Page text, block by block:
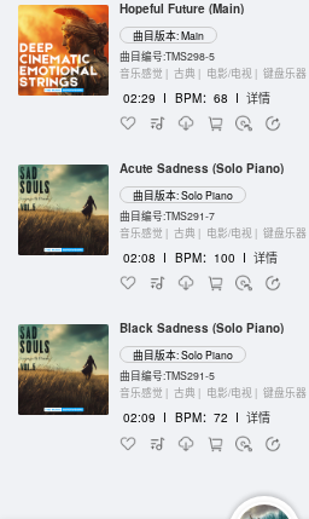
Hopeful Future (Main)
曲目版本: Main
曲目编号:TMS298-5
音乐感觉 | 古典 | 电影/电视 | 键盘乐器
02:29 I BPM：68 I 详情
Acute Sadness (Solo Piano)
曲目版本: Solo Piano
曲目编号:TMS291-7
音乐感觉 | 古典 | 电影/电视 | 键盘乐器
02:08 I BPM：100 I 详情
Black Sadness (Solo Piano)
曲目版本: Solo Piano
曲目编号:TMS291-5
音乐感觉 | 古典 | 电影/电视 | 键盘乐器
02:09 I BPM：72 I 详情